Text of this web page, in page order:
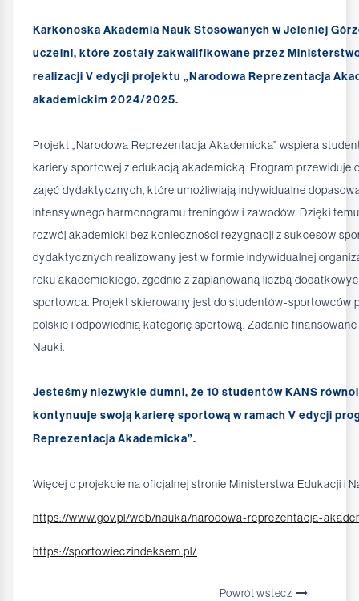
Karkonoska Akademia Nauk Stosowanych w Jeleniej
uczelni, które zostały zakwalifikowane przez
realizacji V edycji projektu „Narodowa Reprezentacja
akademickim 2024/2025.
Projekt „Narodowa Reprezentacja Akademicka” wspiera
kariery sportowej z edukacją akademicką. Program przewiduje
zajęć dydaktycznych, które umożliwiają indywidualne
intensywnego harmonogramu treningów i zawodów. Dzięki
rozwój akademicki bez konieczności rezygnacji z sukcesów
dydaktycznych realizowany jest w formie indywidualnej
roku akademickiego, zgodnie z zaplanowaną liczbą
sportowca. Projekt skierowany jest do studentów-sportowców
polskie i odpowiednią kategorię sportową. Zadanie
Nauki.
Jesteśmy niezwykle dumni, że 10 studentów KANS
kontynuuje swoją karierę sportową w ramach V edycji
Reprezentacja Akademicka”.
Więcej o projekcie na oficjalnej stronie Ministerstwa Edukacji i
https://www.gov.pl/web/nauka/narodowa-reprezentacja-
https://sportowieczindeksem.pl/
Powrót wstecz